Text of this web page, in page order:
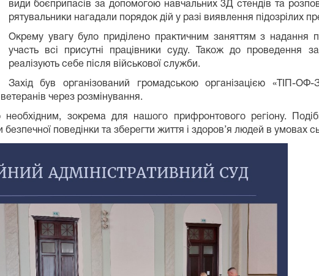
види боєприпасів за допомогою навчальних 3Д стендів та
рятувальники нагадали порядок дій у разі виявлення підозрілих
Окрему увагу було приділено практичним заняттям з надання
участь всі присутні працівники суду. Також до проведення
реалізують себе після військової служби.
Захід був організований громадською організацією
через розмінування.
зокрема для нашого прифронтового регіону.
поведінки та зберегти життя і здоров’я людей в умовах